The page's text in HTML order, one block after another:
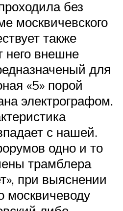
без
москвичевского
также
него внешне
для
«5» порой
электрографом.
с нашей.
одно и то
трамблера
при выяснении
москвичеводу